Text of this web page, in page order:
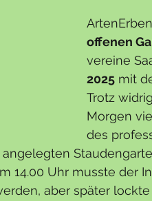
offenen
vereine
2025 mit
Trotz
Morgen
des
14.00 Uhr musste der
aber später